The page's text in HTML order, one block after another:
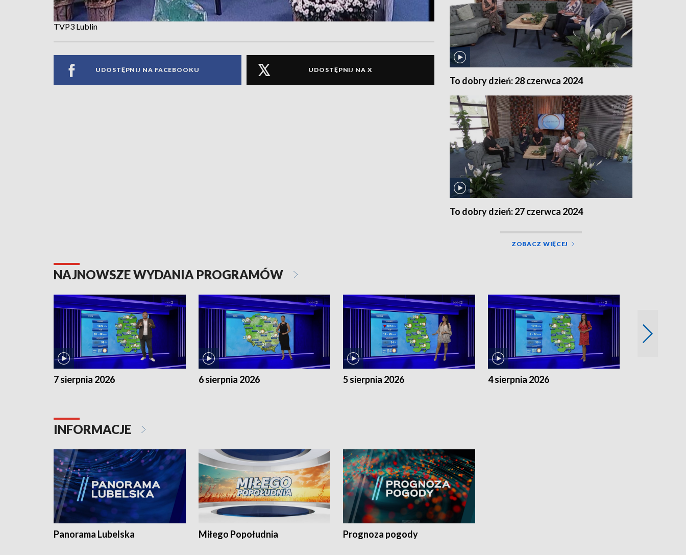
TVP3 Lublin
UDOSTĘPNIJ NA FACEBOOKU UDOSTĘPNIJ NA X
To dobry dzień: 28 czerwca 2024
To dobry dzień: 27 czerwca 2024
ZOBACZ WIĘCEJ
NAJNOWSZE WYDANIA PROGRAMÓW
7 sierpnia 2026 6 sierpnia 2026 5 sierpnia 2026 4 sierpnia 2026
INFORMACJE
Panorama Lubelska Miłego Popołudnia Prognoza pogody